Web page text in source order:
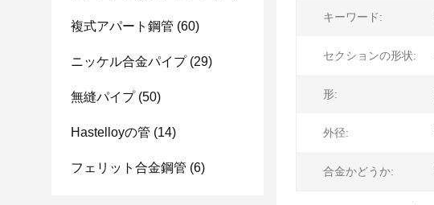
複式アパート鋼管 (60)
ニッケル合金パイプ(29)
無縫パイプ(50)
Hastelloyの管 (14)
フェリット合金鋼管 (6)
キーワード:
セクションの形状:
形:
外径:
合金かどうか: